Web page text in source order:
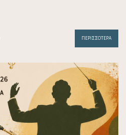
ΠΕΡΙΣΣΌΤΕΡΑ